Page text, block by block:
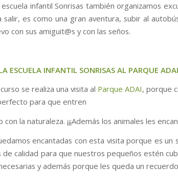
infantil Sonrisas también organizamos
salir, es como una gran aventura, subir al
con sus amiguit@s y con las seños.
ESCUELA INFANTIL SONRISAS AL PARQUE ADAI
se realiza una visita al Parque ADAI, porque
para que entren
la naturaleza. ¡¡¡Además los animales les
encantadas con esta visita porque es un
de calidad para que nuestros pequeños estén
y además porque les queda un